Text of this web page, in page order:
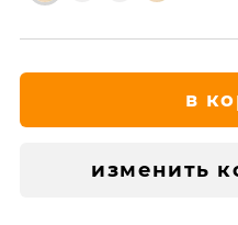
в
изменить